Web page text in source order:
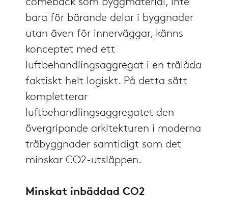
comeback som byggmaterial, inte
bara för bärande delar i byggnader
utan även för innerväggar, känns
konceptet med ett
luftbehandlingsaggregat i en trälåda
faktiskt helt logiskt. På detta sätt
kompletterar
luftbehandlingsaggregatet den
övergripande arkitekturen i moderna
träbyggnader samtidigt som det
minskar CO2-utsläppen.
Minskat inbäddad CO2